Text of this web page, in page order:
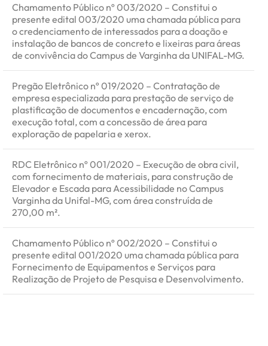
Chamamento Público nº 003/2020 – Constitui o
presente edital 003/2020 uma chamada pública para
o credenciamento de interessados para a doação e
instalação de bancos de concreto e lixeiras para áreas
de convivência do Campus de Varginha da UNIFAL-MG.
Pregão Eletrônico nº 019/2020 – Contratação de
empresa especializada para prestação de serviço de
plastificação de documentos e encadernação, com
execução total, com a concessão de área para
exploração de papelaria e xerox.
RDC Eletrônico nº 001/2020 – Execução de obra civil,
com fornecimento de materiais, para construção de
Elevador e Escada para Acessibilidade no Campus
Varginha da Unifal-MG, com área construída de
270,00 m².
Chamamento Público nº 002/2020 – Constitui o
presente edital 001/2020 uma chamada pública para
Fornecimento de Equipamentos e Serviços para
Realização de Projeto de Pesquisa e Desenvolvimento.